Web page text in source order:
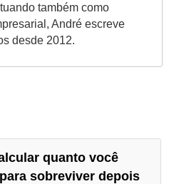
também como
André escreve
desde 2012.
quanto você
sobreviver depois